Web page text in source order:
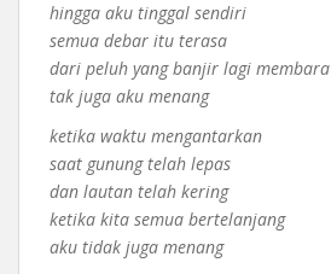
hingga aku tinggal sendiri
semua debar itu terasa
dari peluh yang banjir lagi membara
tak juga aku menang
ketika waktu mengantarkan
saat gunung telah lepas
dan lautan telah kering
ketika kita semua bertelanjang
aku tidak juga menang